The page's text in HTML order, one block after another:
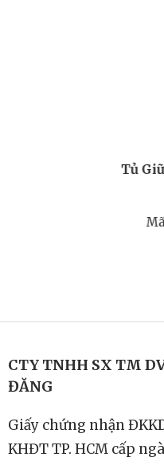
Tủ Giữ
Mã
CTY TNHH SX TM
ĐĂNG
Giấy chứng nhận
KHĐT TP. HCM cấp